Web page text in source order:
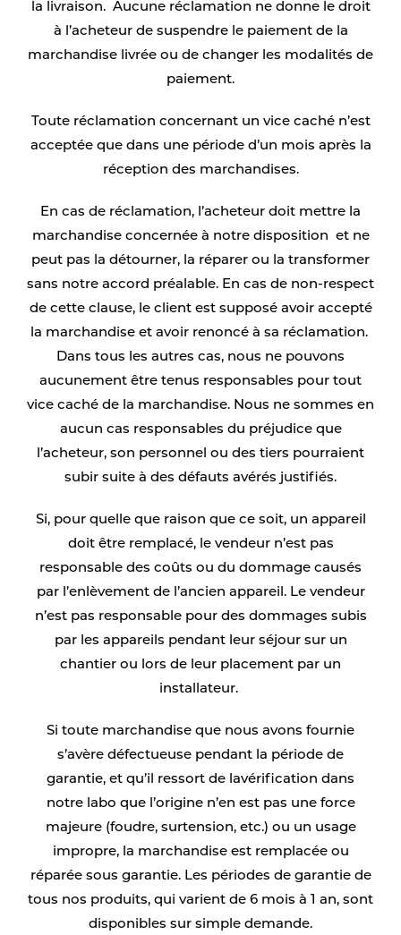
la livraison. Aucune réclamation ne donne le droit
à l’acheteur de suspendre le paiement de la
marchandise livrée ou de changer les modalités de
paiement.
Toute réclamation concernant un vice caché n’est
acceptée que dans une période d’un mois après la
réception des marchandises.
En cas de réclamation, l’acheteur doit mettre la
marchandise concernée à notre disposition et ne
peut pas la détourner, la réparer ou la transformer
sans notre accord préalable. En cas de non-respect
de cette clause, le client est supposé avoir accepté
la marchandise et avoir renoncé à sa réclamation.
Dans tous les autres cas, nous ne pouvons
aucunement être tenus responsables pour tout
vice caché de la marchandise. Nous ne sommes en
aucun cas responsables du préjudice que
l’acheteur, son personnel ou des tiers pourraient
subir suite à des défauts avérés justifiés.
Si, pour quelle que raison que ce soit, un appareil
doit être remplacé, le vendeur n’est pas
responsable des coûts ou du dommage causés
par l’enlèvement de l’ancien appareil. Le vendeur
n’est pas responsable pour des dommages subis
par les appareils pendant leur séjour sur un
chantier ou lors de leur placement par un
installateur.
Si toute marchandise que nous avons fournie
s’avère défectueuse pendant la période de
garantie, et qu’il ressort de lavérification dans
notre labo que l’origine n’en est pas une force
majeure (foudre, surtension, etc.) ou un usage
impropre, la marchandise est remplacée ou
réparée sous garantie. Les périodes de garantie de
tous nos produits, qui varient de 6 mois à 1 an, sont
disponibles sur simple demande.